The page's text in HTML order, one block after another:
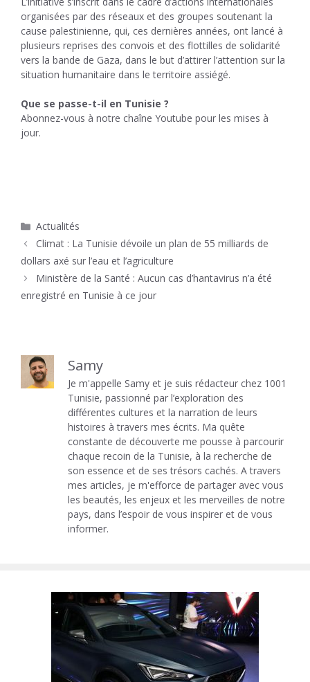
organisées par des réseaux et des groupes soutenant la
cause palestinienne, qui, ces dernières années, ont lancé à
plusieurs reprises des convois et des flottilles de solidarité
vers la bande de Gaza, dans le but d’attirer l’attention sur la
situation humanitaire dans le territoire assiégé.
Que se passe-t-il en Tunisie ?
Abonnez-vous à notre chaîne Youtube pour les mises à
jour.
Catégories
Actualités
Climat : La Tunisie dévoile un plan de 55 milliards de
dollars axé sur l’eau et l’agriculture
Ministère de la Santé : Aucun cas d’hantavirus n’a été
enregistré en Tunisie à ce jour
Samy
Je m'appelle Samy et je suis rédacteur chez 1001
Tunisie, passionné par l’exploration des
différentes cultures et la narration de leurs
histoires à travers mes écrits. Ma quête
constante de découverte me pousse à parcourir
chaque recoin de la Tunisie, à la recherche de
son essence et de ses trésors cachés. A travers
mes articles, je m'efforce de partager avec vous
les beautés, les enjeux et les merveilles de notre
pays, dans l’espoir de vous inspirer et de vous
informer.